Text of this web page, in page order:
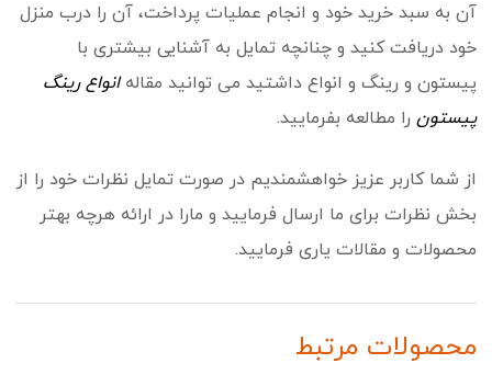
آن به سبد خرید خود و انجام عملیات پرداخت، آن را درب منزل
خود دریافت کنید و چنانچه تمایل به آشنایی بیشتری با
پیستون و رینگ و انواع داشتید می توانید مقالهانواع رینگ
پیستون را مطالعه بفرمایید.
از شما کاربر عزیز خواهشمندیم در صورت تمایل نظرات خود را از
بخش نظرات برای ما ارسال فرمایید و مارا در ارائه هرچه بهتر
محصولات و مقالات یاری فرمایید.
محصولات مرتبط